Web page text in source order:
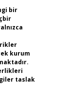
bir
kurum
taslak